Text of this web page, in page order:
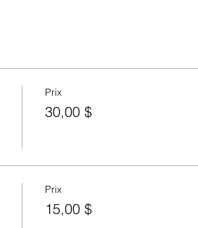
Prix
30,00 $
Prix
15,00 $